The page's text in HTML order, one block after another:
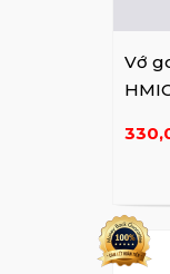
Vớ